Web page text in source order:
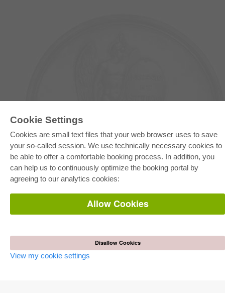
Cookie Settings
Cookies are small text files that your web browser uses to save
your so-called session. We use technically necessary cookies to
be able to offer a comfortable booking process. In addition, you
can help us to continuously optimize the booking portal by
agreeing to our analytics cookies:
Allow Cookies
Disallow Cookies
View my cookie settings
E-COLLECTION
Full Package
Department Packages
Pick & Choose
E-Book Delivery
Frequently Asked Questions (FAQ)
AUTOR WERDEN